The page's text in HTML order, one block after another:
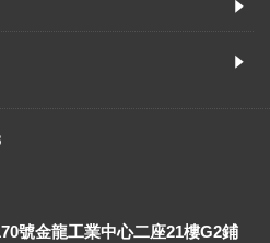
號金龍工業中心二座21樓G2鋪